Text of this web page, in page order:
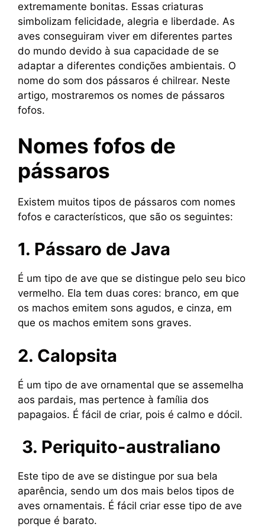
extremamente bonitas. Essas criaturas
simbolizam felicidade, alegria e liberdade. As
aves conseguiram viver em diferentes partes
do mundo devido à sua capacidade de se
adaptar a diferentes condições ambientais. O
nome do som dos pássaros é chilrear. Neste
artigo, mostraremos os nomes de pássaros
fofos.
Nomes fofos de
pássaros
Existem muitos tipos de pássaros com nomes
fofos e característicos, que são os seguintes:
1. Pássaro de Java
É um tipo de ave que se distingue pelo seu bico
vermelho. Ela tem duas cores: branco, em que
os machos emitem sons agudos, e cinza, em
que os machos emitem sons graves.
2. Calopsita
É um tipo de ave ornamental que se assemelha
aos pardais, mas pertence à família dos
papagaios. É fácil de criar, pois é calmo e dócil.
3. Periquito-australiano
Este tipo de ave se distingue por sua bela
aparência, sendo um dos mais belos tipos de
aves ornamentais. É fácil criar esse tipo de ave
porque é barato.